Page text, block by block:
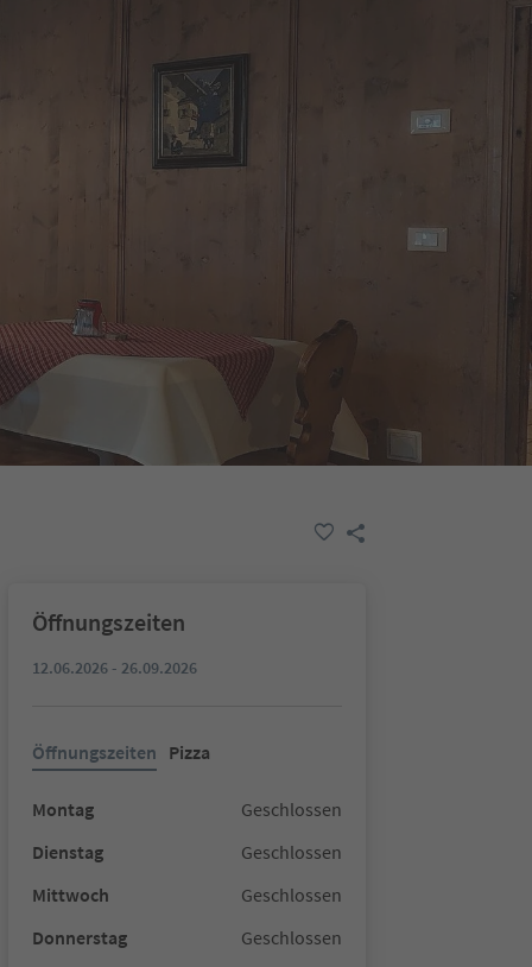
Öffnungszeiten
12.06.2026 - 26.09.2026
Öffnungszeiten Pizza
Montag
Geschlossen
Dienstag
Geschlossen
Mittwoch
Geschlossen
Donnerstag
Geschlossen